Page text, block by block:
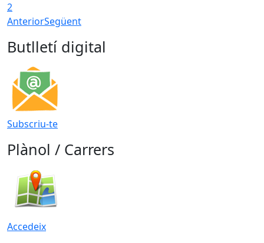
2
AnteriorSegüent
Butlletí digital
Subscriu-te
Plànol / Carrers
Accedeix